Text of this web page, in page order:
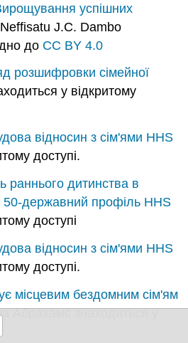
успішних
Neffisatu J.C. Dambo
до CC BY 4.0
розшифровки сімейної
у відкритому
відносин з сім'ями HHS
доступі.
раннього дитинства в
державний профіль HHS
доступі
відносин з сім'ями HHS
доступі.
місцевим бездомним сім'ям
Абрахамс знаходиться у